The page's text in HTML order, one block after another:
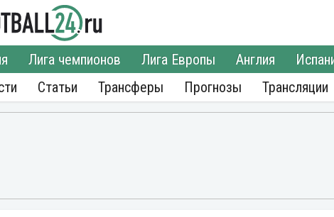
Лига чемпионов Лига Европы Англия
Статьи
Трансферы Прогнозы Трансляции